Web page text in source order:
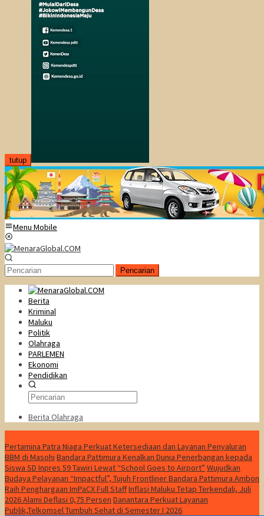
tutup
Menu Mobile
Pencarian
Berita
Kriminal
Maluku
Politik
Olahraga
PARLEMEN
Ekonomi
Pendidikan
Berita Olahraga
Pertamina Patra Niaga Perkuat Ketersediaan dan Layanan Penyaluran
BBM di Masohi Bandara Pattimura Kenalkan Dunia Penerbangan kepada
Siswa SD Inpres 59 Tawiri Lewat “School Goes to Airport” Wujudkan
Budaya Pelayanan “Impactful”, Tujuh Frontliner Bandara Pattimura Ambon
Raih Penghargaan ImPaCX Full StaffInflasi Maluku Tetap Terkendali, Juli
2026 Alami Deflasi 0,75 Persen Danantara Perkuat Layanan
Publik,Telkomsel Tumbuh Sehat di Semester I 2026